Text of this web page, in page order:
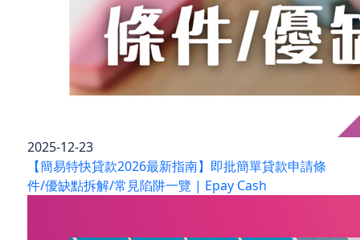
2025-12-23
【簡易特快貸款2026最新指南】即批簡單貸款申請條
件/優缺點拆解/常見陷阱一覽 | Epay Cash